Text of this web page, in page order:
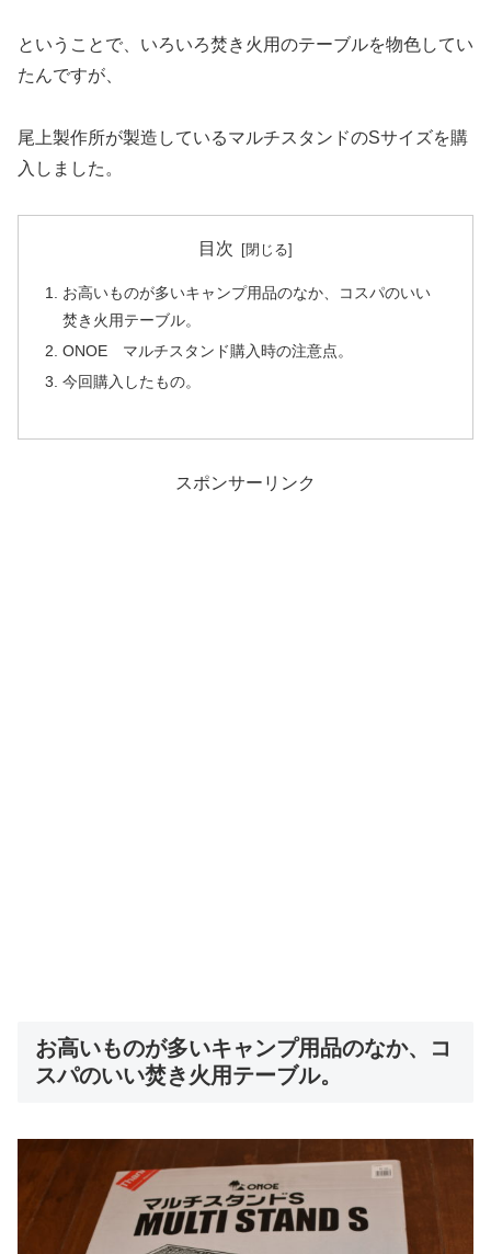
ということで、いろいろ焚き火用のテーブルを物色してい
たんですが、
尾上製作所が製造しているマルチスタンドのSサイズを購
入しました。
目次
お高いものが多いキャンプ用品のなか、コスパのいい
焚き火用テーブル。
ONOE マルチスタンド購入時の注意点。
今回購入したもの。
スポンサーリンク
お高いものが多いキャンプ用品のなか、コ
スパのいい焚き火用テーブル。